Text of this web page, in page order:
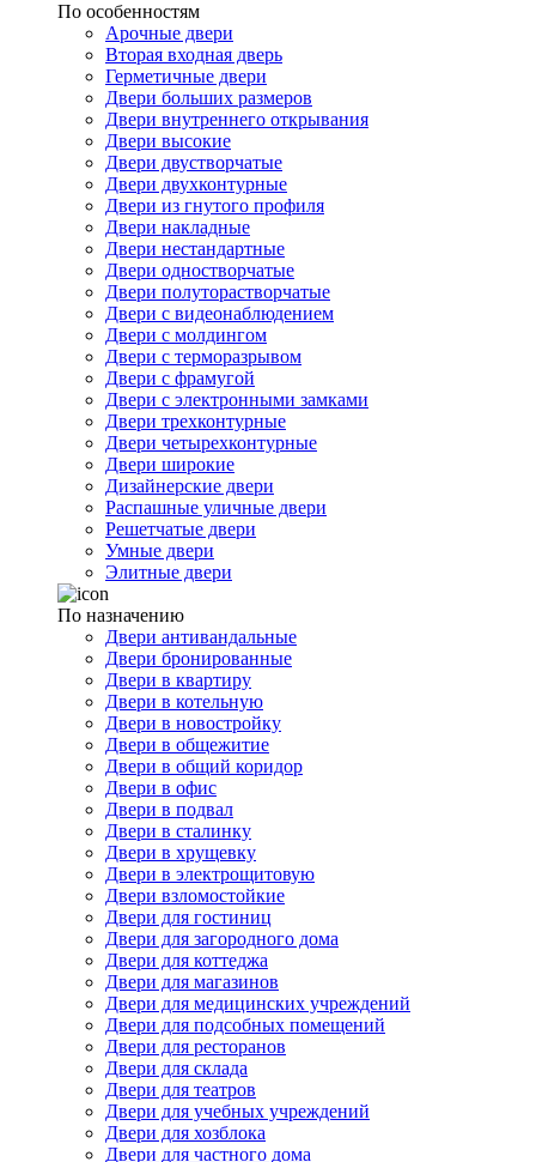
По особенностям
Арочные двери
Вторая входная дверь
Герметичные двери
Двери больших размеров
Двери внутреннего открывания
Двери высокие
Двери двустворчатые
Двери двухконтурные
Двери из гнутого профиля
Двери накладные
Двери нестандартные
Двери одностворчатые
Двери полуторастворчатые
Двери с видеонаблюдением
Двери с молдингом
Двери с терморазрывом
Двери с фрамугой
Двери с электронными замками
Двери трехконтурные
Двери четырехконтурные
Двери широкие
Дизайнерские двери
Распашные уличные двери
Решетчатые двери
Умные двери
Элитные двери
По назначению
Двери антивандальные
Двери бронированные
Двери в квартиру
Двери в котельную
Двери в новостройку
Двери в общежитие
Двери в общий коридор
Двери в офис
Двери в подвал
Двери в сталинку
Двери в хрущевку
Двери в электрощитовую
Двери взломостойкие
Двери для гостиниц
Двери для загородного дома
Двери для коттеджа
Двери для магазинов
Двери для медицинских учреждений
Двери для подсобных помещений
Двери для ресторанов
Двери для склада
Двери для театров
Двери для учебных учреждений
Двери для хозблока
Двери для частного дома